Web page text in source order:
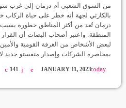
من السوق الشعبي أم درمان إلى غرب سوق
بالكارثي لجهة أنه خطر على حياة
درمان تُعد من أكثر المناطق خطورة بسبب
المنطقة. واعتبر أصحاب البصات أن القرار
لبعض الأشخاص من الغرفة القومية
بمحاصرة الشركات وإصدار منفستو جديد
today
JANUARY 11, 2023
141